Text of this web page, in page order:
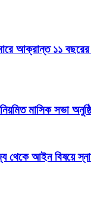
আক্রান্ত ১১
মাসিক সভা
থেকে আইন বিষয়ে